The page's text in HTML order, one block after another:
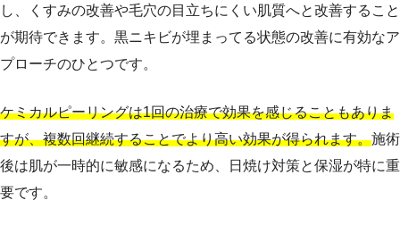
し、くすみの改善や毛穴の目立ちにくい肌質へと改善すること
が期待できます。黒ニキビが埋まってる状態の改善に有効なア
プローチのひとつです。
ケミカルピーリングは1回の治療で効果を感じることもありま
すが、複数回継続することでより高い効果が得られます。施術
後は肌が一時的に敏感になるため、日焼け対策と保湿が特に重
要です。